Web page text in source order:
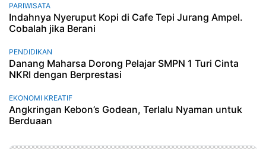
PARIWISATA
Indahnya Nyeruput Kopi di Cafe Tepi Jurang Ampel.
Cobalah jika Berani
PENDIDIKAN
Danang Maharsa Dorong Pelajar SMPN 1 Turi Cinta
NKRI dengan Berprestasi
EKONOMI KREATIF
Angkringan Kebon’s Godean, Terlalu Nyaman untuk
Berduaan